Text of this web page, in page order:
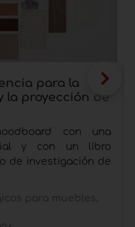
para la
la proyección de
con una
y con un libro
de investigación de